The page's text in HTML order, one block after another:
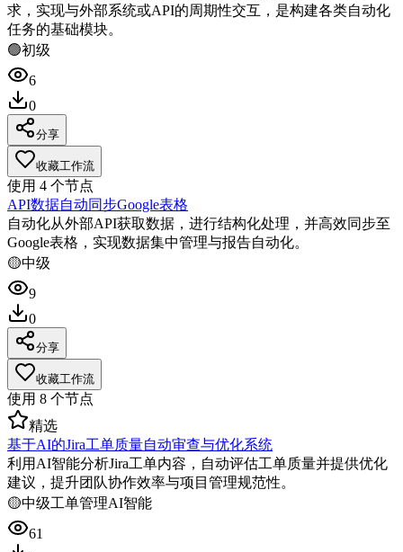
求，实现与外部系统或API的周期性交互，是构建各类自动化
任务的基础模块。
🟢初级
6
0
分享
收藏工作流
使用 4 个节点
API数据自动同步Google表格
自动化从外部API获取数据，进行结构化处理，并高效同步至
Google表格，实现数据集中管理与报告自动化。
🟡中级
9
0
分享
收藏工作流
使用 8 个节点
精选
基于AI的Jira工单质量自动审查与优化系统
利用AI智能分析Jira工单内容，自动评估工单质量并提供优化
建议，提升团队协作效率与项目管理规范性。
🟡中级工单管理AI智能
61